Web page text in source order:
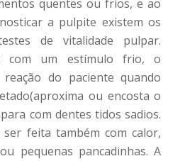
quentes ou frios, e ao
a pulpite existem os
de vitalidade pulpar.
com um estímulo frio, o
do paciente quando
ou encosta o
com dentes tidos sadios.
ser feita também com calor,
pequenas pancadinhas. A